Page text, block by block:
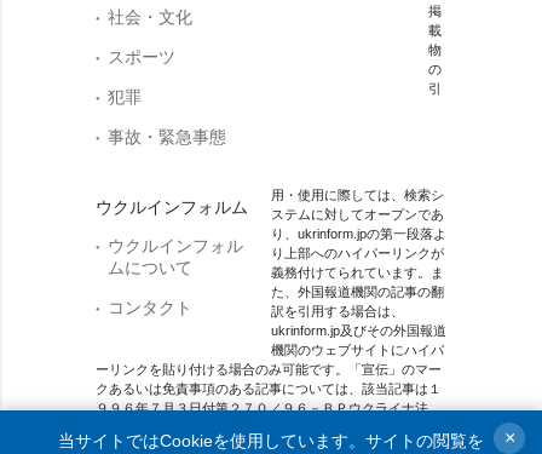
社会・文化
スポーツ
犯罪
事故・緊急事態
ウクルインフォルム
ウクルインフォル
ムについて
コンタクト
掲
載
物
の
引
用・使用に際しては、検索シ
ステムに対してオープンであ
り、ukrinform.jpの第一段落よ
り上部へのハイパーリンクが
義務付けてられています。ま
た、外国報道機関の記事の翻
訳を引用する場合は、
ukrinform.jp及びその外国報道
機関のウェブサイトにハイパ
ーリンクを貼り付ける場合のみ可能です。「宣伝」のマー
クあるいは免責事項のある記事については、該当記事は１
９９６年７月３日付第２７０／９６－ＢＰウクライナ法
４９ー９ウクライナ法「メディア」の該当部分に従った上
当サイトではCookieを使用しています。サイトの閲覧を ×